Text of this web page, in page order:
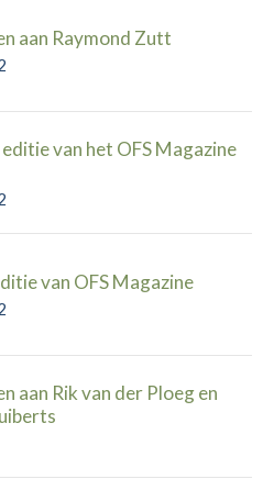
aan Raymond Zutt
van het OFS Magazine
van OFS Magazine
aan Rik van der Ploeg en